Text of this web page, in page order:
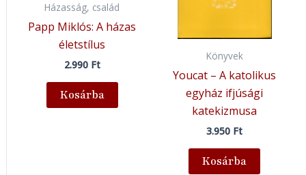
Házasság, család
Papp Miklós: A házas
életstílus
2.990 Ft
Kosárba
Könyvek
Youcat – A katolikus
egyház ifjúsági
katekizmusa
3.950 Ft
Kosárba